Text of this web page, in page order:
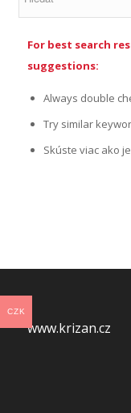
For best search
suggestions:
Always double
Try similar
Skúste viac ako
www.krizan.cz
CZK